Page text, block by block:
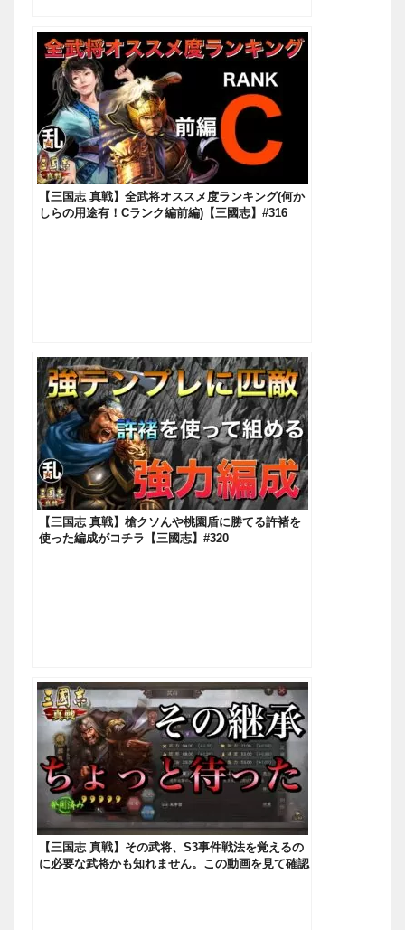
【三国志 真戦】全武将オススメ度ランキング(何か
しらの用途有！Cランク編前編)【三國志】#316
【三国志 真戦】槍クソんや桃園盾に勝てる許褚を
使った編成がコチラ【三國志】#320
【三国志 真戦】その武将、S3事件戦法を覚えるの
に必要な武将かも知れません。この動画を見て確認